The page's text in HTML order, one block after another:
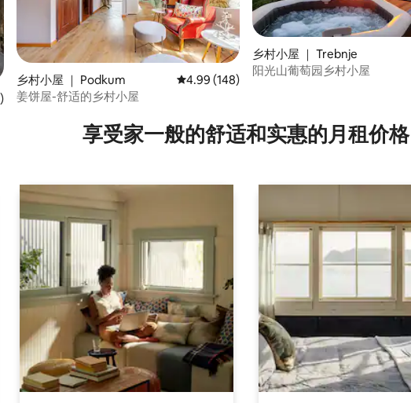
5 分（满分 5 分），共 18 条评价
乡村小屋 ｜ Podkum 平均评分 4.99 分（满分 5 分），共 148 条评价
4.99 (148)
姜饼屋-舒适的乡村小屋
乡村小屋 ｜ Trebnje
阳光山葡萄园乡村小屋
享受家一般的舒适和实惠的月租价格